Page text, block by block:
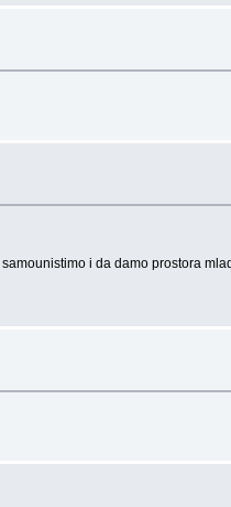
i da damo prostora